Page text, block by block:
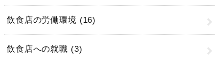
飲食店の労働環境 (16)
飲食店への就職 (3)